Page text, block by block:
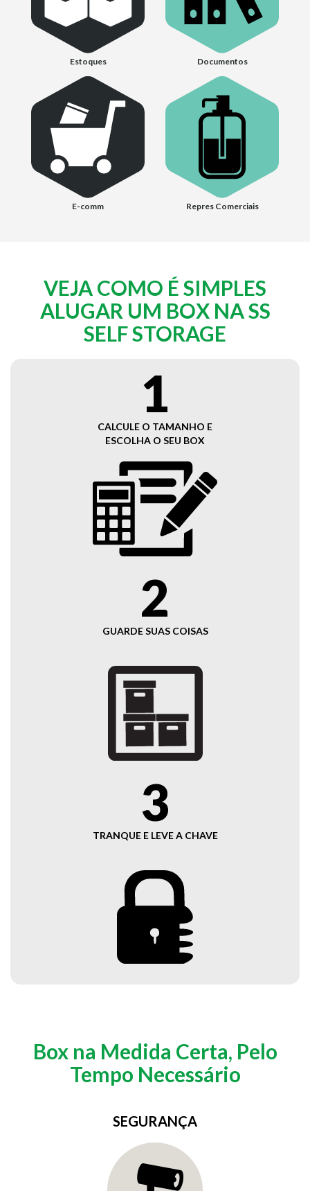
Estoques Documentos
E-comm Repres Comerciais
VEJA COMO É SIMPLES
ALUGAR UM BOX NA SS
SELF STORAGE
1
CALCULE O TAMANHO E
ESCOLHA O SEU BOX
2
GUARDE SUAS COISAS
3
TRANQUE E LEVE A CHAVE
Box na Medida Certa, Pelo
Tempo Necessário
SEGURANÇA